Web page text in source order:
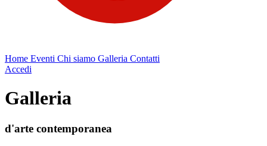
Home Eventi Chi siamo Galleria Contatti
Accedi
Galleria
d'arte contemporanea